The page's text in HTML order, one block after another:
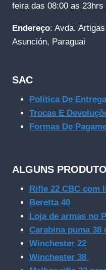
feira das 08:00 as 23hrs
Endereço: Avda.
Asunción, Paraguai
SAC
Política De Entrega
Trocas E
Formas De
ALGUNS
Rifle 22 CBC com
Beretta 40
Loja de armas no
Carabina puma 38
Winchester 22
Winchester 38